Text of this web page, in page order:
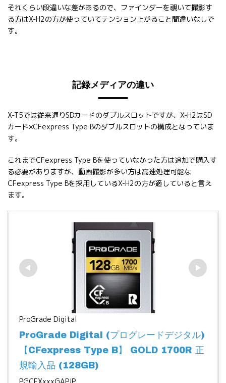
それくらい段違いな差があるので、ファインダーを覗いて撮影す
る方はX-H2の方が使っていてテンション上がること間違いなしで
す。
記録メディアの違い
X-T5では従来通りSDカードのダブルスロットですが、X-H2はSD
カード×CFexpress Type Bのダブルスロットの構成となっていま
す。
これまでCFexpress Type Bを使っていなかった方は追加で購入す
る必要がありますが、動画撮影が多い方は高速処理可能な
CFexpress Type Bを採用しているX-H2の方が適していると言え
ます。
ProGrade Digital
ProGrade Digital (プログレードデジタル)
【CFexpress Type B】 GOLD 1700R 正
規輸入品 (128GB)
PGCFXxxxGAPJP